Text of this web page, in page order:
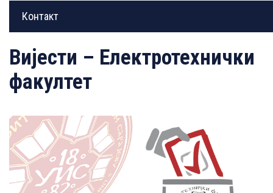
Контакт
Вијести – Електротехнички
факултет